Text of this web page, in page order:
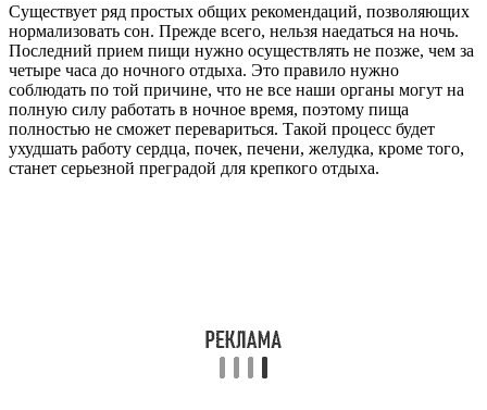
Существует ряд простых общих рекомендаций, позволяющих
нормализовать сон. Прежде всего, нельзя наедаться на ночь.
Последний прием пищи нужно осуществлять не позже, чем за
четыре часа до ночного отдыха. Это правило нужно
соблюдать по той причине, что не все наши органы могут на
полную силу работать в ночное время, поэтому пища
полностью не сможет перевариться. Такой процесс будет
ухудшать работу сердца, почек, печени, желудка, кроме того,
станет серьезной преградой для крепкого отдыха.